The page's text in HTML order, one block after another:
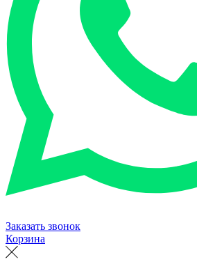
Заказать звонок
Корзина